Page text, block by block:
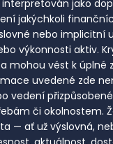
jako
jakýchkoli
nebo implicitní
výkonnosti aktiv.
mohou vést k úplné
uvedené zde
vedení
či okolnostem.
— ať už výslovná,